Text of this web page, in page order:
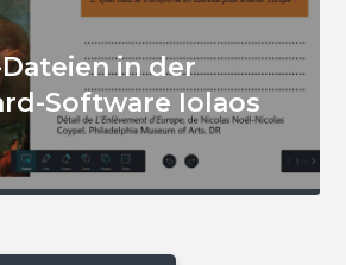
in der
Software Iolaos